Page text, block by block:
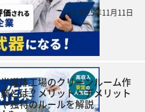
2025年11月11日
半導体工場のクリーンルーム作
業とは？メリット・デメリット
や独特のルールを解説